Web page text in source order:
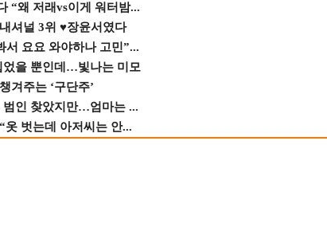
“왜 저래vs이게 워터밤...
셔널 3위 ♥장윤서였다
요요 와야하나 고민”...
었을 뿐인데…빛나는 미모
겨주는 ‘구단주’
범인 찾았지만…엄마는 ...
옷 벗는데 아저씨는 안...